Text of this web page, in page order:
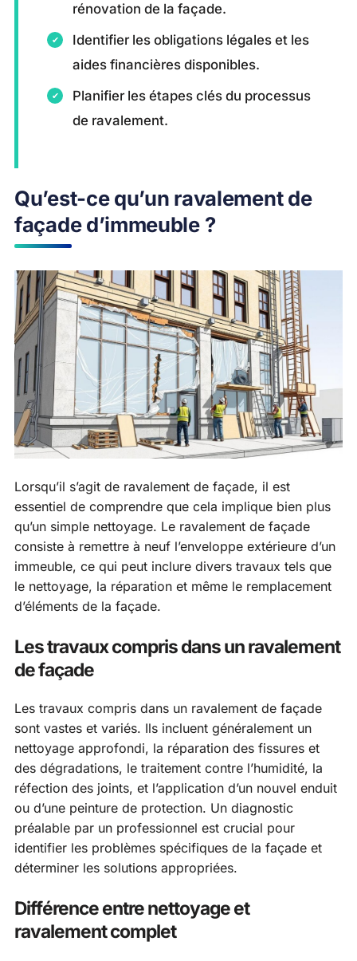
rénovation de la façade.
Identifier les obligations légales et les
aides financières disponibles.
Planifier les étapes clés du processus
de ravalement.
Qu’est-ce qu’un ravalement de
façade d’immeuble ?
Lorsqu’il s’agit de ravalement de façade, il est
essentiel de comprendre que cela implique bien plus
qu’un simple nettoyage. Le ravalement de façade
consiste à remettre à neuf l’enveloppe extérieure d’un
immeuble, ce qui peut inclure divers travaux tels que
le nettoyage, la réparation et même le remplacement
d’éléments de la façade.
Les travaux compris dans un ravalement
de façade
Les travaux compris dans un ravalement de façade
sont vastes et variés. Ils incluent généralement un
nettoyage approfondi, la réparation des fissures et
des dégradations, le traitement contre l’humidité, la
réfection des joints, et l’application d’un nouvel enduit
ou d’une peinture de protection. Un diagnostic
préalable par un professionnel est crucial pour
identifier les problèmes spécifiques de la façade et
déterminer les solutions appropriées.
Différence entre nettoyage et
ravalement complet